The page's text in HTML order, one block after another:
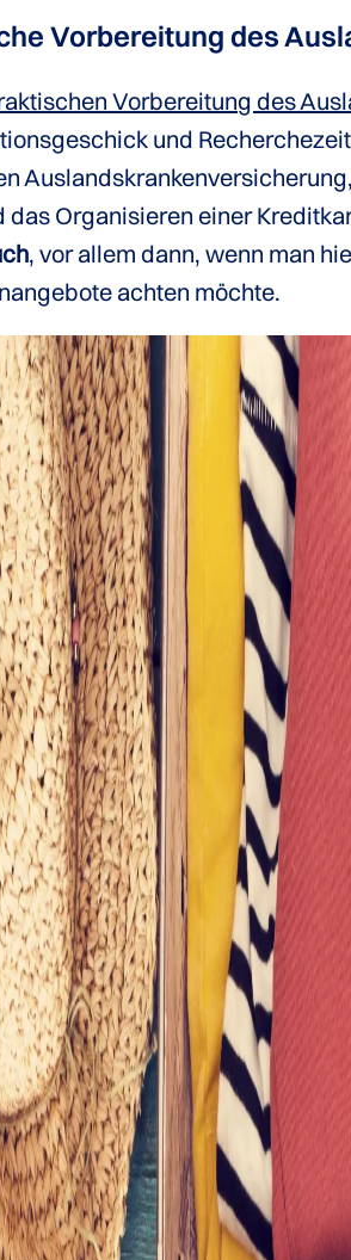
Vorbereitung des
Vorbereitung des
und
das Organisieren einer
, vor allem dann, wenn man
achten möchte.